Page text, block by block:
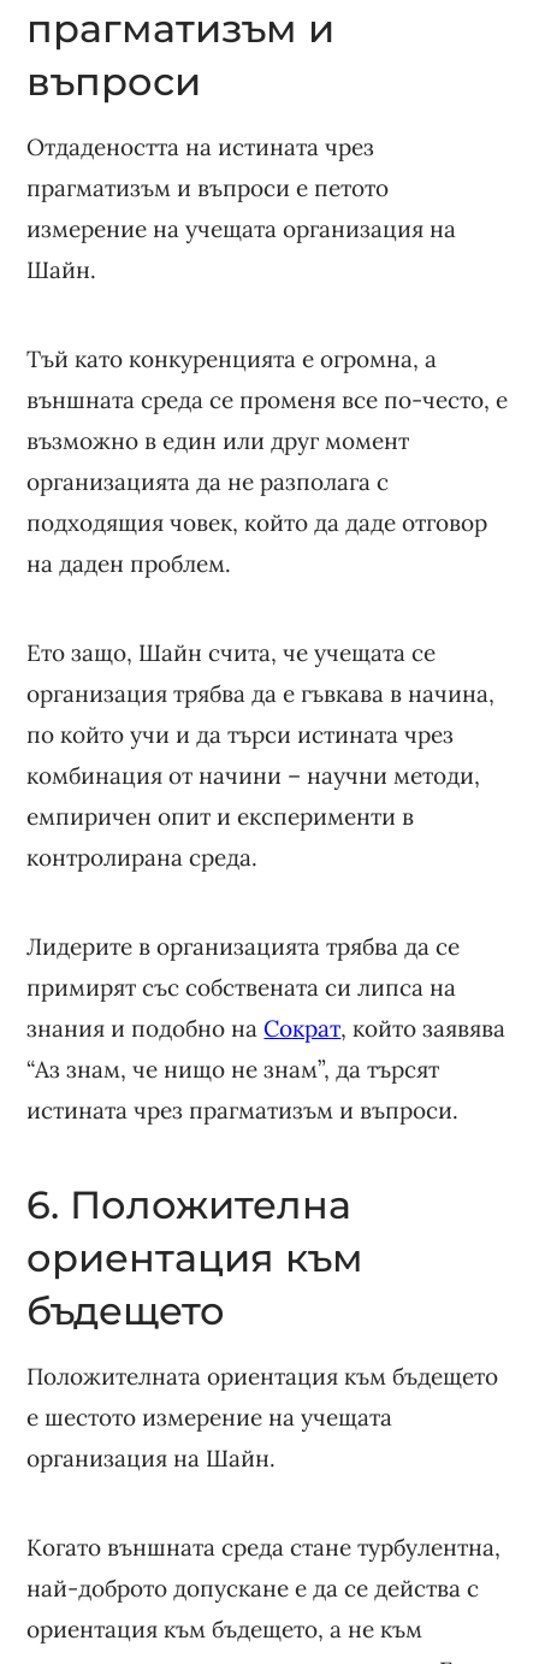
прагматизъм и
въпроси
Отдадеността на истината чрез
прагматизъм и въпроси е петото
измерение на учещата организация на
Шайн.
Тъй като конкуренцията е огромна, а
външната среда се променя все по-често, е
възможно в един или друг момент
организацията да не разполага с
подходящия човек, който да даде отговор
на даден проблем.
Ето защо, Шайн счита, че учещата се
организация трябва да е гъвкава в начина,
по който учи и да търси истината чрез
комбинация от начини – научни методи,
емпиричен опит и експерименти в
контролирана среда.
Лидерите в организацията трябва да се
примирят със собствената си липса на
знания и подобно наСократ, който заявява
“Аз знам, че нищо не знам”, да търсят
истината чрез прагматизъм и въпроси.
6. Положителна
ориентация към
бъдещето
Положителната ориентация към бъдещето
е шестото измерение на учещата
организация на Шайн.
Когато външната среда стане турбулентна,
най-доброто допускане е да се действа с
ориентация към бъдещето, а не към